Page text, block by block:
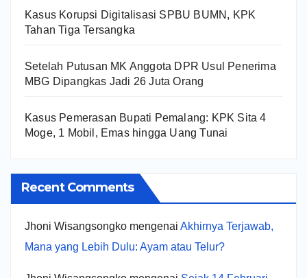
Kasus Korupsi Digitalisasi SPBU BUMN, KPK
Tahan Tiga Tersangka
Setelah Putusan MK Anggota DPR Usul Penerima
MBG Dipangkas Jadi 26 Juta Orang
Kasus Pemerasan Bupati Pemalang: KPK Sita 4
Moge, 1 Mobil, Emas hingga Uang Tunai
Recent Comments
Jhoni Wisangsongko mengenai Akhirnya Terjawab,
Mana yang Lebih Dulu: Ayam atau Telur?